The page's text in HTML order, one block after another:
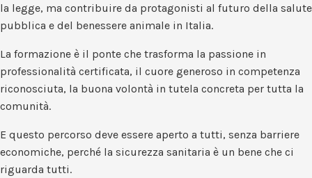
la legge, ma contribuire da protagonisti al futuro della salute
pubblica e del benessere animale in Italia.
La formazione è il ponte che trasforma la passione in
professionalità certificata, il cuore generoso in competenza
riconosciuta, la buona volontà in tutela concreta per tutta la
comunità.
E questo percorso deve essere aperto a tutti, senza barriere
economiche, perché la sicurezza sanitaria è un bene che ci
riguarda tutti.